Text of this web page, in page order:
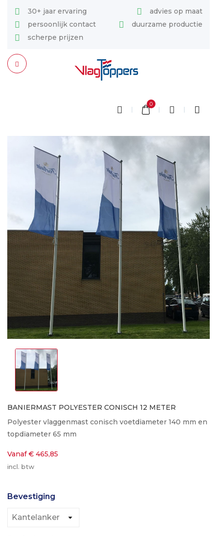
30+ jaar ervaring
advies op maat
persoonlijk contact
duurzame productie
scherpe prijzen
0
BANIERMAST POLYESTER CONISCH 12 METER
Polyester vlaggenmast conisch voetdiameter 140 mm en
topdiameter 65 mm
Vanaf € 465,85
incl. btw
Bevestiging